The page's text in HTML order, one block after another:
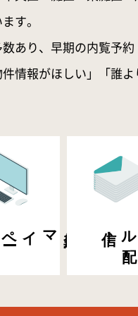
す。
あり、早期の内覧予約
件情報がほしい」「誰
マイペ
ー
ジを
作 信！